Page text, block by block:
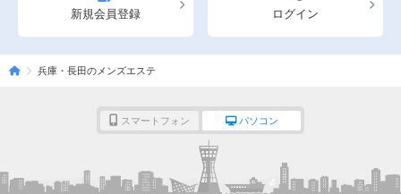
新規会員登録 ログイン
兵庫・長田のメンズエステ
スマートフォン パソコン